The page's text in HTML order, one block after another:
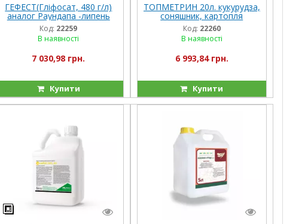
ГЕФЕСТ(Гліфосат, 480 г/л)
аналог Раундапа -липень
Код: 22259
В наявності
7 030,98 грн.
Купити
ТОПМЕТРИН 20л. кукурудза,
соняшник, картопля
Код: 22260
В наявності
6 993,84 грн.
Купити